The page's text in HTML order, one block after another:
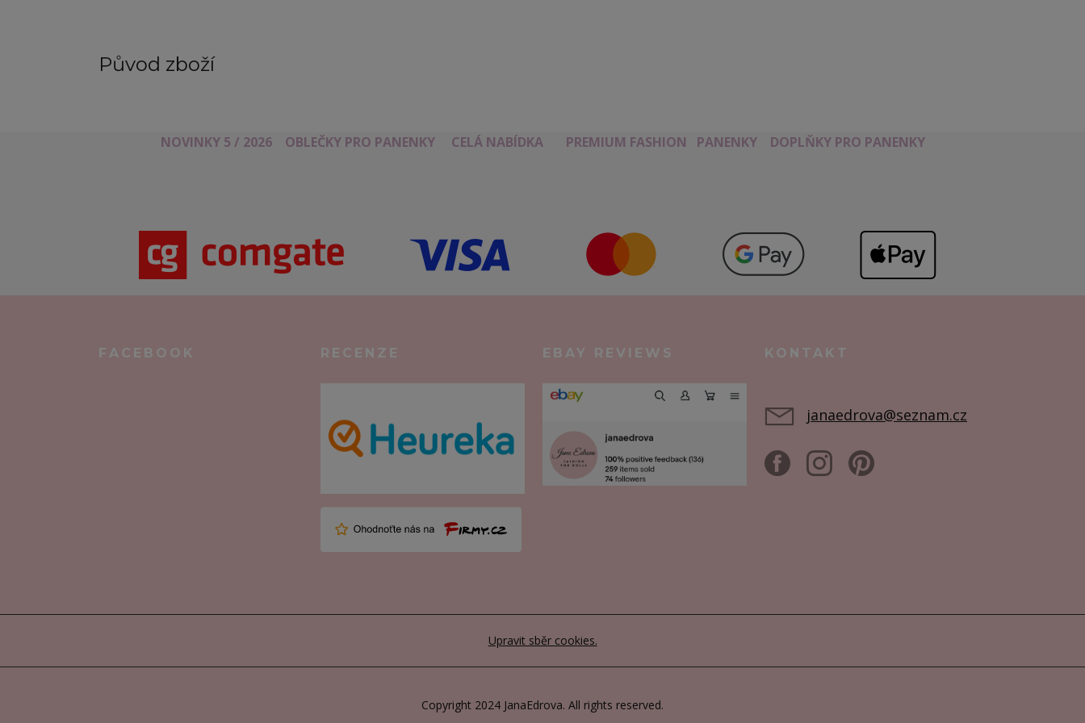
Původ zboží
NOVINKY 5 / 2026 OBLEČKY PRO PANENKY CELÁ NABÍDKA PREMIUM FASHION PANENKY DOPLŇKY PRO PANENKY
FACEBOOK RECENZE EBAY REVIEWS KONTAKT
janaedrova@seznam.cz
Upravit sběr cookies.
Copyright 2024 JanaEdrova. All rights reserved.